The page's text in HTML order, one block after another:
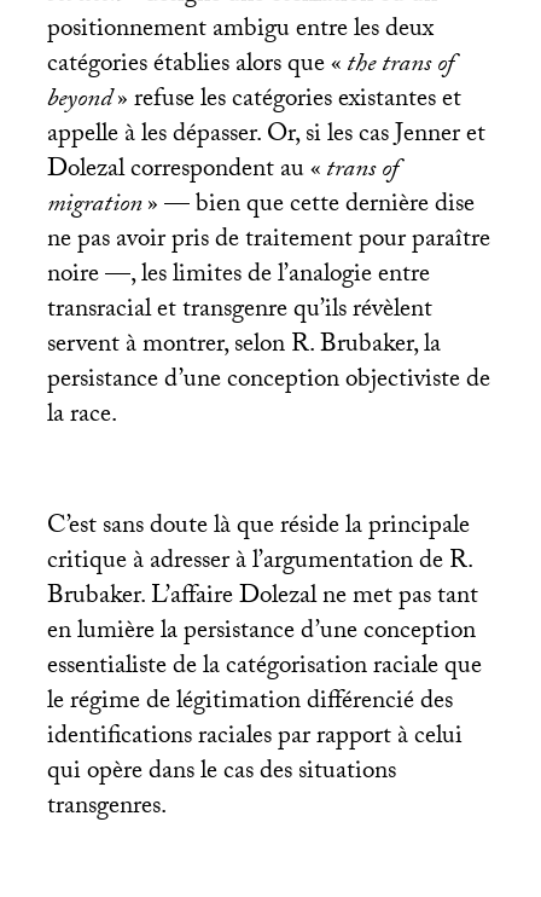
positionnement ambigu entre les deux
catégories établies alors que «the trans of
beyond» refuse les catégories existantes et
appelle à les dépasser. Or, si les cas Jenner et
Dolezal correspondent au «trans of
migration» — bien que cette dernière dise
ne pas avoir pris de traitement pour paraître
noire —, les limites de l’analogie entre
transracial et transgenre qu’ils révèlent
servent à montrer, selon R. Brubaker, la
persistance d’une conception objectiviste de
la race.
C’est sans doute là que réside la principale
critique à adresser à l’argumentation de R.
Brubaker. L’affaire Dolezal ne met pas tant
en lumière la persistance d’une conception
essentialiste de la catégorisation raciale que
le régime de légitimation différencié des
identifications raciales par rapport à celui
qui opère dans le cas des situations
transgenres.